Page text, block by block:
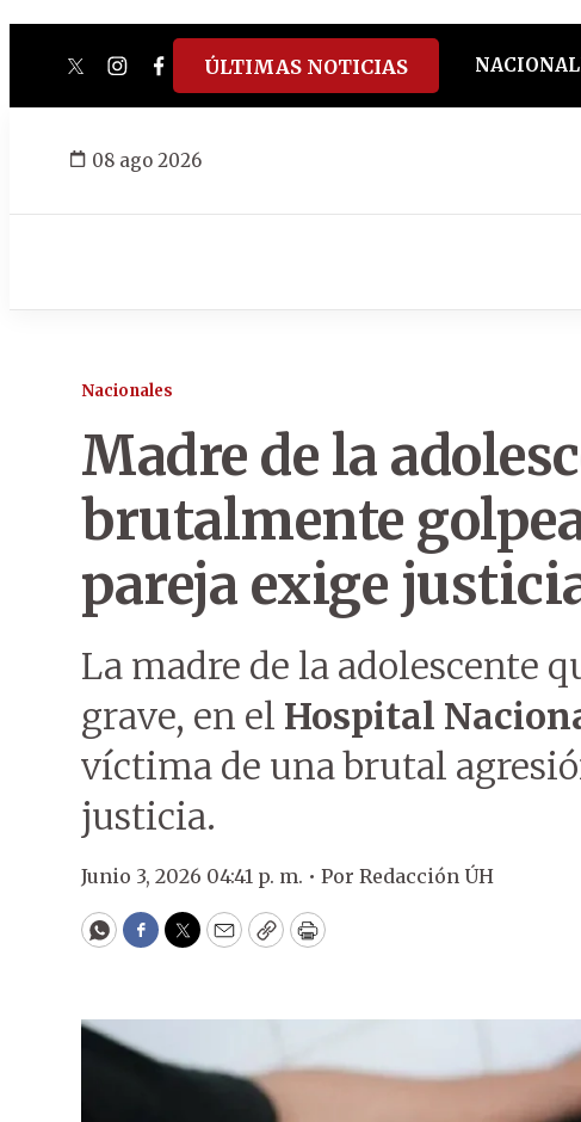
twitterinstagram
facebook
tiktokyoutube
spotify
ÚLTIMAS NOTICIAS
08 ago 2026
Nacionales
Madre de la
brutalmente
pareja exige
La madre de la adolescente
grave, en el Hospital
víctima de una brutal
justicia.
Junio 3, 2026 04:41 p. m. • Por Redacción ÚH
WhatsApp
Facebook
Twitter
EmailCopyPrint